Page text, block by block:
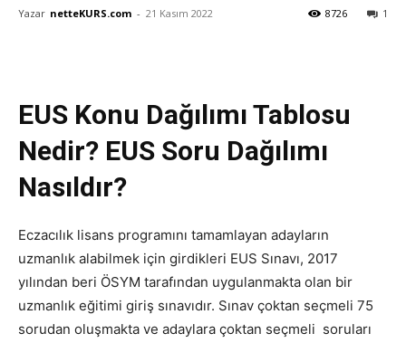
Yazar netteKURS.com - 21 Kasım 2022 1
8726
EUS Konu Dağılımı Tablosu
Nedir? EUS Soru Dağılımı
Nasıldır?
Eczacılık lisans programını tamamlayan adayların
uzmanlık alabilmek için girdikleri EUS Sınavı, 2017
yılından beri ÖSYM tarafından uygulanmakta olan bir
uzmanlık eğitimi giriş sınavıdır. Sınav çoktan seçmeli 75
sorudan oluşmakta ve adaylara çoktan seçmeli soruları